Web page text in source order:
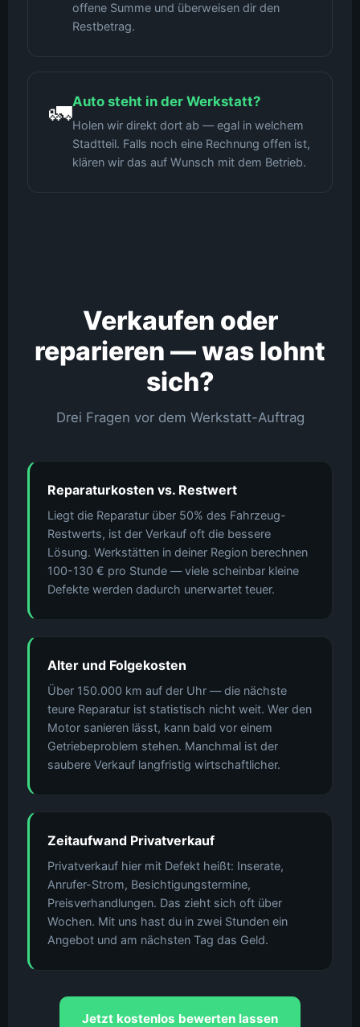
offene Summe und überweisen dir den
Restbetrag.
🚛Auto steht in der Werkstatt?
Holen wir direkt dort ab — egal in welchem
Stadtteil. Falls noch eine Rechnung offen ist,
klären wir das auf Wunsch mit dem Betrieb.
Verkaufen oder
reparieren — was lohnt
sich?
Drei Fragen vor dem Werkstatt-Auftrag
Reparaturkosten vs. Restwert
Liegt die Reparatur über 50% des Fahrzeug-
Restwerts, ist der Verkauf oft die bessere
Lösung. Werkstätten in deiner Region berechnen
100-130 € pro Stunde — viele scheinbar kleine
Defekte werden dadurch unerwartet teuer.
Alter und Folgekosten
Über 150.000 km auf der Uhr — die nächste
teure Reparatur ist statistisch nicht weit. Wer den
Motor sanieren lässt, kann bald vor einem
Getriebeproblem stehen. Manchmal ist der
saubere Verkauf langfristig wirtschaftlicher.
Zeitaufwand Privatverkauf
Privatverkauf hier mit Defekt heißt: Inserate,
Anrufer-Strom, Besichtigungstermine,
Preisverhandlungen. Das zieht sich oft über
Wochen. Mit uns hast du in zwei Stunden ein
Angebot und am nächsten Tag das Geld.
Jetzt kostenlos bewerten lassen